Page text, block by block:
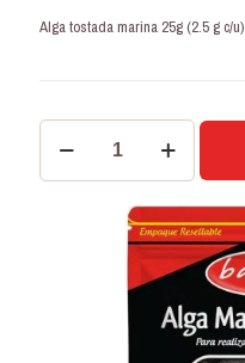
Alga tostada marina 25g (2.5 g c/u)
Alga
cantidad